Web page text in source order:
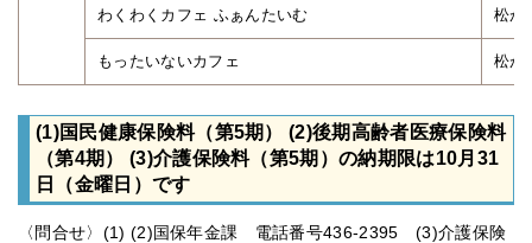
わくわくカフェ ふぁんたいむ 松が
もったいないカフェ 松が
(1)国民健康保険料（第5期） (2)後期高齢者医療保険料
（第4期） (3)介護保険料（第5期）の納期限は10月31
日（金曜日）です
〈問合せ〉(1) (2)国保年金課 電話番号436-2395 (3)介護保険